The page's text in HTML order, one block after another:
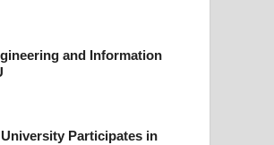
and Information
Participates in